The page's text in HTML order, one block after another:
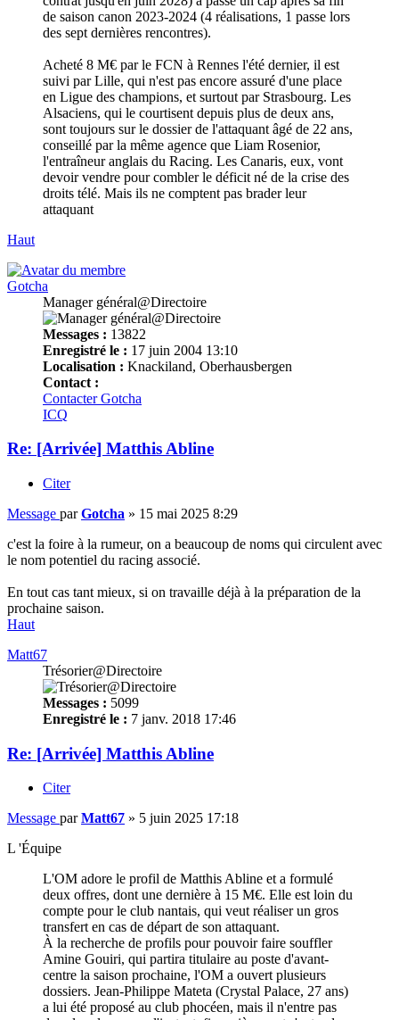
de saison canon 2023-2024 (4 réalisations, 1 passe lors
des sept dernières rencontres).
Acheté 8 M€ par le FCN à Rennes l'été dernier, il est
suivi par Lille, qui n'est pas encore assuré d'une place
en Ligue des champions, et surtout par Strasbourg. Les
Alsaciens, qui le courtisent depuis plus de deux ans,
sont toujours sur le dossier de l'attaquant âgé de 22 ans,
conseillé par la même agence que Liam Rosenior,
l'entraîneur anglais du Racing. Les Canaris, eux, vont
devoir vendre pour combler le déficit né de la crise des
droits télé. Mais ils ne comptent pas brader leur
attaquant
Haut
Gotcha
Manager général@Directoire
Messages : 13822
Enregistré le : 17 juin 2004 13:10
Localisation : Knackiland, Oberhausbergen
Contact :
Contacter Gotcha
ICQ
Re: [Arrivée] Matthis Abline
Citer
Message parGotcha » 15 mai 2025 8:29
c'est la foire à la rumeur, on a beaucoup de noms qui circulent avec
le nom potentiel du racing associé.
En tout cas tant mieux, si on travaille déjà à la préparation de la
prochaine saison.
Haut
Matt67
Trésorier@Directoire
Messages : 5099
Enregistré le : 7 janv. 2018 17:46
Re: [Arrivée] Matthis Abline
Citer
Message parMatt67 » 5 juin 2025 17:18
L 'Équipe
L'OM adore le profil de Matthis Abline et a formulé
deux offres, dont une dernière à 15 M€. Elle est loin du
compte pour le club nantais, qui veut réaliser un gros
transfert en cas de départ de son attaquant.
À la recherche de profils pour pouvoir faire souffler
Amine Gouiri, qui partira titulaire au poste d'avant-
centre la saison prochaine, l'OM a ouvert plusieurs
dossiers. Jean-Philippe Mateta (Crystal Palace, 27 ans)
a lui été proposé au club phocéen, mais il n'entre pas